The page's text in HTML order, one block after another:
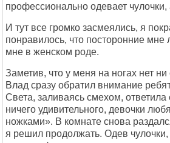
профессионально одевает чулочки,
И тут все громко засмеялись, я
понравилось, что посторонние мне
мне в женском роде.
Заметив, что у меня на ногах нет ни
Влад сразу обратил внимание
Света, заливаясь смехом,
ничего удивительного, девочки
ножками». В комнате снова
я решил продолжать. Одев